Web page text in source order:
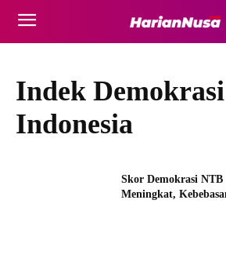
Indek Demokrasi
Indonesia
Skor Demokrasi NTB
Meningkat,